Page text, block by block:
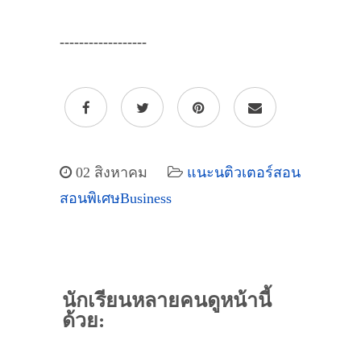
------------------
02 สิงหาคม
แนะนติวเตอร์สอน
สอนพิเศษBusiness
นักเรียนหลายคนดูหน้านี้
ด้วย: